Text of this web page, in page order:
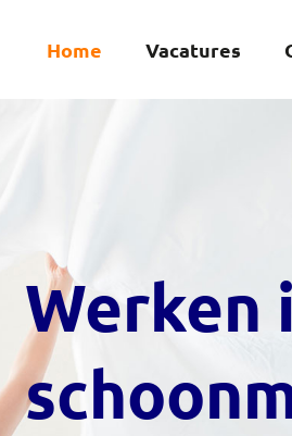
Home Vacatures
Werken